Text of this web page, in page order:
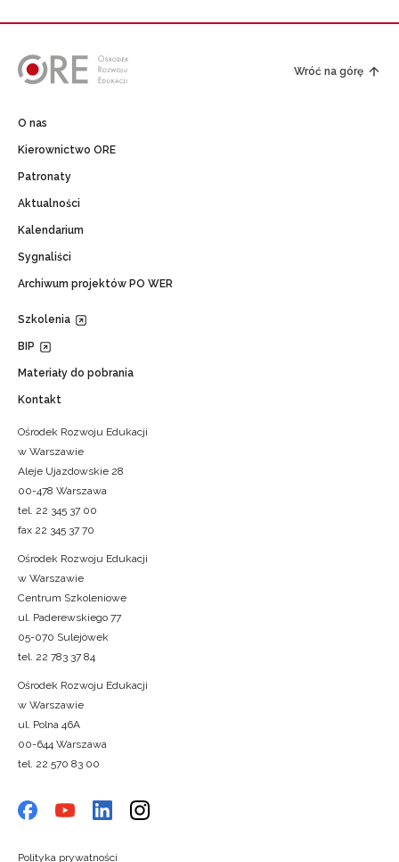
Wróć na górę
O nas
Kierownictwo ORE
Patronaty
Aktualności
Kalendarium
Sygnaliści
Archiwum projektów PO WER
Szkolenia
BIP
Materiały do pobrania
Kontakt
Ośrodek Rozwoju Edukacji
w Warszawie
Aleje Ujazdowskie 28
00-478 Warszawa
tel. 22 345 37 00
fax 22 345 37 70
Ośrodek Rozwoju Edukacji
w Warszawie
Centrum Szkoleniowe
ul. Paderewskiego 77
05-070 Sulejówek
tel. 22 783 37 84
Ośrodek Rozwoju Edukacji
w Warszawie
ul. Polna 46A
00-644 Warszawa
tel. 22 570 83 00
Polityka prywatności